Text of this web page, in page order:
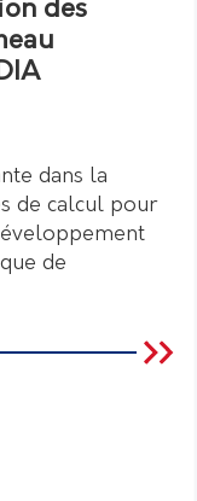
des
dans la
de calcul pour
de